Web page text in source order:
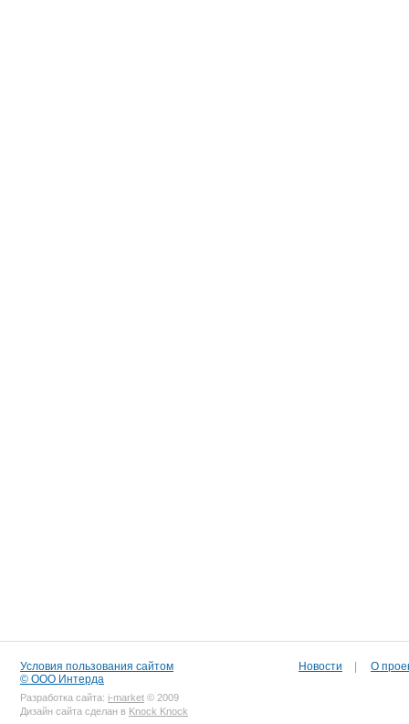
Условия пользования сайтом
© ООО Интерда
Разработка сайта: i-market © 2009
Дизайн сайта сделан в Knock Knock
Новости О